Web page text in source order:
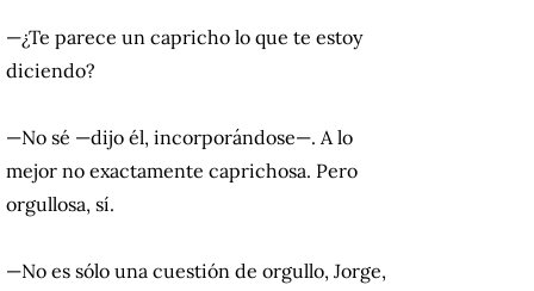
—¿Te parece un capricho lo que te estoy
diciendo?
—No sé —dijo él, incorporándose—. A lo
mejor no exactamente caprichosa. Pero
orgullosa, sí.
—No es sólo una cuestión de orgullo, Jorge,